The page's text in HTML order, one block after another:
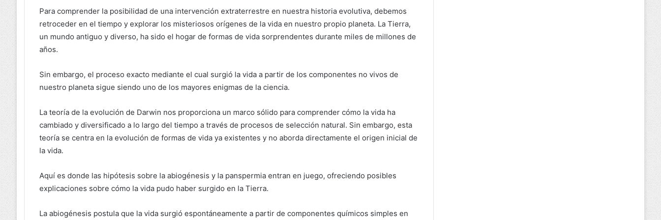
Para comprender la posibilidad de una intervención extraterrestre en nuestra historia evolutiva, debemos
retroceder en el tiempo y explorar los misteriosos orígenes de la vida en nuestro propio planeta. La Tierra,
un mundo antiguo y diverso, ha sido el hogar de formas de vida sorprendentes durante miles de millones de
años.
Sin embargo, el proceso exacto mediante el cual surgió la vida a partir de los componentes no vivos de
nuestro planeta sigue siendo uno de los mayores enigmas de la ciencia.
La teoría de la evolución de Darwin nos proporciona un marco sólido para comprender cómo la vida ha
cambiado y diversificado a lo largo del tiempo a través de procesos de selección natural. Sin embargo, esta
teoría se centra en la evolución de formas de vida ya existentes y no aborda directamente el origen inicial de
la vida.
Aquí es donde las hipótesis sobre la abiogénesis y la panspermia entran en juego, ofreciendo posibles
explicaciones sobre cómo la vida pudo haber surgido en la Tierra.
La abiogénesis postula que la vida surgió espontáneamente a partir de componentes químicos simples en